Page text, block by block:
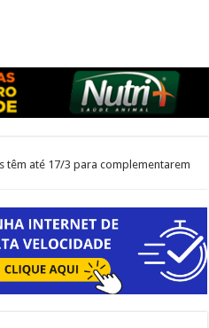
têm até 17/3 para complementarem